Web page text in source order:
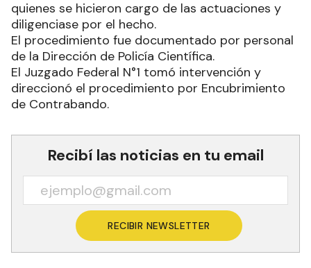
quienes se hicieron cargo de las actuaciones y
diligenciase por el hecho.
El procedimiento fue documentado por personal
de la Dirección de Policía Científica.
El Juzgado Federal N°1 tomó intervención y
direccionó el procedimiento por Encubrimiento
de Contrabando.
Recibí las noticias en tu email
RECIBIR NEWSLETTER